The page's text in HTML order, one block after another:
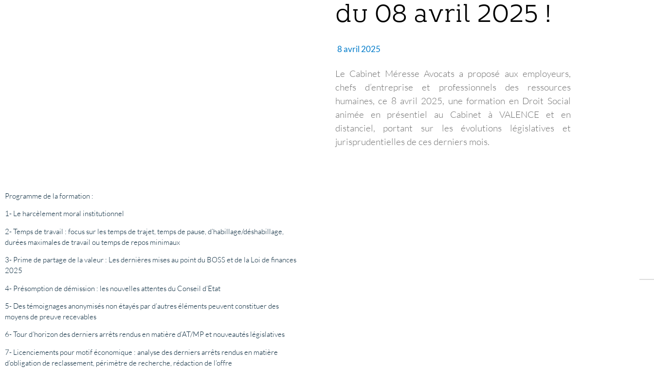
du 08 avril 2025 !
8 avril 2025
Le Cabinet Méresse Avocats a proposé aux employeurs,
chefs d’entreprise et professionnels des ressources
humaines, ce 8 avril 2025, une formation en Droit Social
animée en présentiel au Cabinet à VALENCE et en
distanciel, portant sur les évolutions législatives et
jurisprudentielles de ces derniers mois.
Programme de la formation :
1- Le harcèlement moral institutionnel
2- Temps de travail : focus sur les temps de trajet, temps de pause, d’habillage/déshabillage,
durées maximales de travail ou temps de repos minimaux
3- Prime de partage de la valeur : Les dernières mises au point du BOSS et de la Loi de finances
2025
4- Présomption de démission : les nouvelles attentes du Conseil d’Etat
5- Des témoignages anonymisés non étayés par d’autres éléments peuvent constituer des
moyens de preuve recevables
6- Tour d’horizon des derniers arrêts rendus en matière d’AT/MP et nouveautés législatives
7- Licenciements pour motif économique : analyse des derniers arrêts rendus en matière
d’obligation de reclassement, périmètre de recherche, rédaction de l’offre